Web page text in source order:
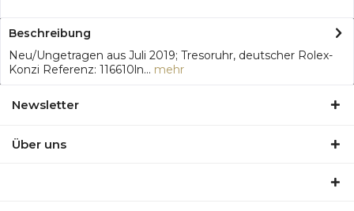
Beschreibung
Neu/Ungetragen aus Juli 2019; Tresoruhr, deutscher Rolex-
Konzi Referenz: 116610ln... mehr
Newsletter
Über uns